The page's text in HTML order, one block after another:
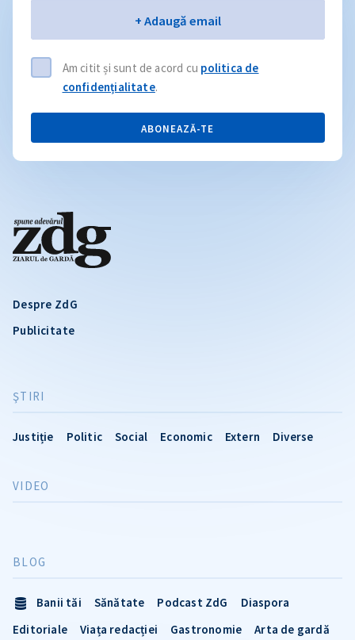
Despre ZdG
Publicitate
ŞTIRI
Justiție Politic Social Economic Extern Diverse
VIDEO
BLOG
Banii tăi Sănătate Podcast ZdG
Diaspora
Editoriale
Viața redacției Gastronomie
Arta de gardă
+ Adaugă email
Am citit și sunt de acord cu politica de
confidențialitate.
ABONEAZĂ-TE